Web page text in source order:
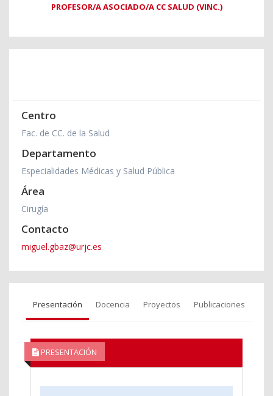
PROFESOR/A ASOCIADO/A CC SALUD (VINC.)
Centro
Fac. de CC. de la Salud
Departamento
Especialidades Médicas y Salud Pública
Área
Cirugía
Contacto
miguel.gbaz@urjc.es
Presentación Docencia Proyectos Publicaciones
PRESENTACIÓN